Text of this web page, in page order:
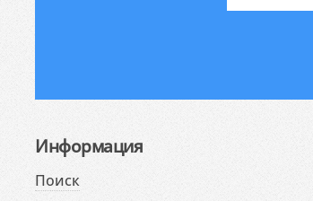
Информация
Поиск